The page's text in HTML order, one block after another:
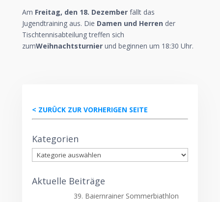
Am Freitag, den 18. Dezemberfällt das
Jugendtraining aus. Die Damen und Herren der
Tischtennisabteilung treffen sich
zumWeihnachtsturnierund beginnen um 18:30 Uhr.
< ZURÜCK ZUR VORHERIGEN SEITE
Kategorien
Kategorien
Aktuelle Beiträge
39. Baiernrainer Sommerbiathlon